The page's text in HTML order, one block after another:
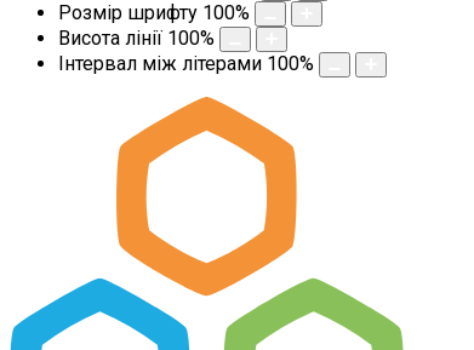
Розмір шрифту 100%
Висота лінії 100%
Інтервал між літерами 100%